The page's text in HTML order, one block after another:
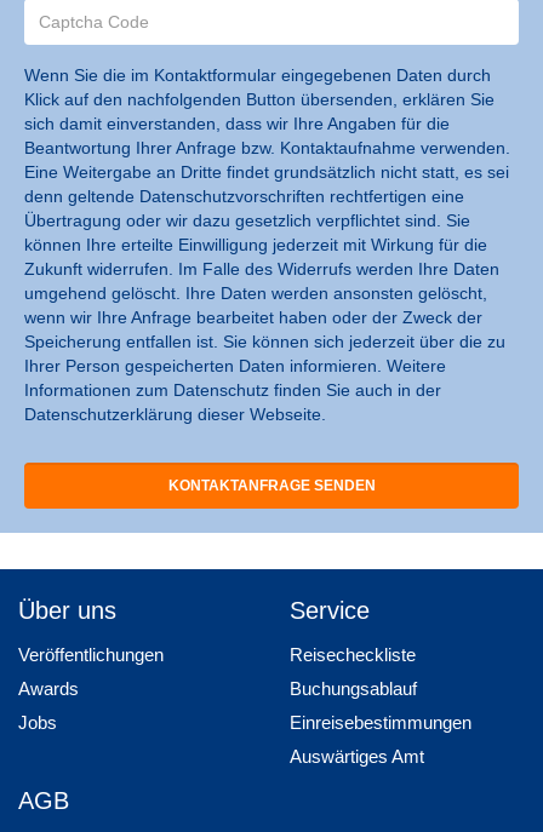
Wenn Sie die im Kontaktformular eingegebenen Daten durch
Klick auf den nachfolgenden Button übersenden, erklären Sie
sich damit einverstanden, dass wir Ihre Angaben für die
Beantwortung Ihrer Anfrage bzw. Kontaktaufnahme verwenden.
Eine Weitergabe an Dritte findet grundsätzlich nicht statt, es sei
denn geltende Datenschutzvorschriften rechtfertigen eine
Übertragung oder wir dazu gesetzlich verpflichtet sind. Sie
können Ihre erteilte Einwilligung jederzeit mit Wirkung für die
Zukunft widerrufen. Im Falle des Widerrufs werden Ihre Daten
umgehend gelöscht. Ihre Daten werden ansonsten gelöscht,
wenn wir Ihre Anfrage bearbeitet haben oder der Zweck der
Speicherung entfallen ist. Sie können sich jederzeit über die zu
Ihrer Person gespeicherten Daten informieren. Weitere
Informationen zum Datenschutz finden Sie auch in der
Datenschutzerklärung dieser Webseite.
Über uns
Veröffentlichungen
Awards
Jobs
Service
Reisecheckliste
Buchungsablauf
Einreisebestimmungen
Auswärtiges Amt
AGB